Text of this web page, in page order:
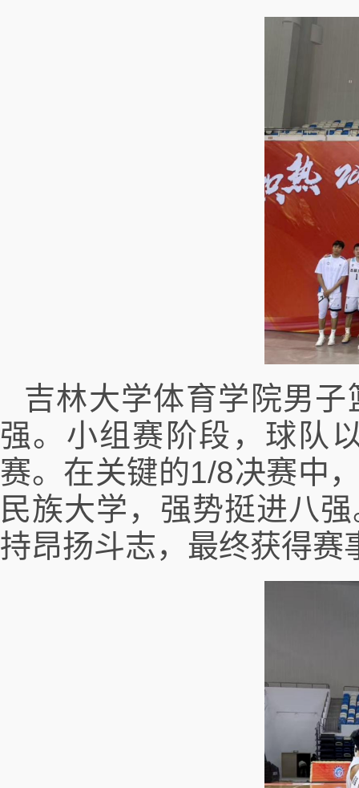
吉林大学体育学院男
强。小组赛阶段，球队
赛。在关键的1/8决赛中
民族大学，强势挺进八
持昂扬斗志，最终获得赛